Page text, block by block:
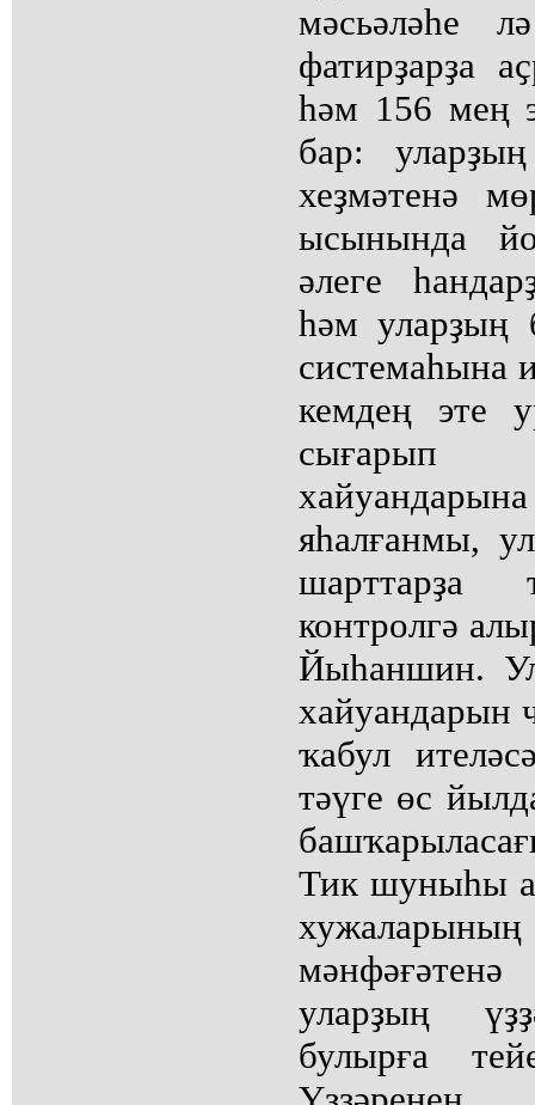
мәсьәләһе
фатирҙарҙа
һәм 156 мең
бар:
хеҙмәтенә
ысынында
әлеге
һәм уларҙың
системаһына
кемдең эте
сығарып
яһалғанмы,
контролгә
Йыһаншин.
хайуандарын
ҡабул
тәүге өс
Тик шуныһы
уларҙың
булырға